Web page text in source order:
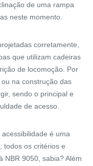
de uma rampa
neste momento.
corretamente,
que utilizam cadeiras
de locomoção. Por
na construção das
sendo o principal e
de acesso.
é uma
todos os critérios e
NBR 9050, sabia? Além